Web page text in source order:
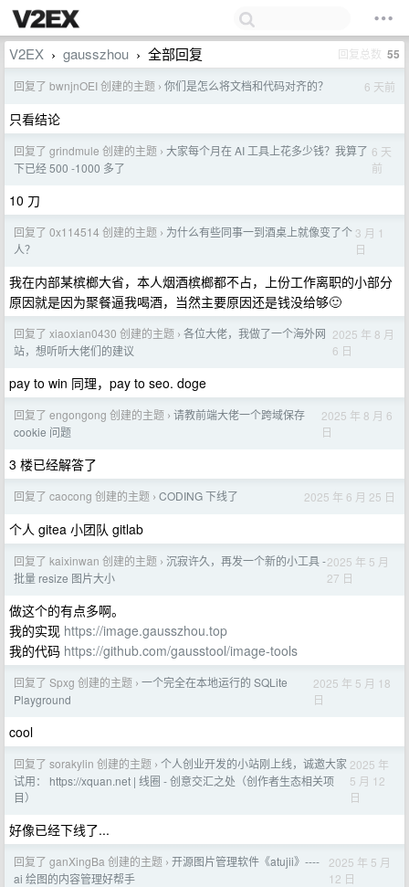
V2EX › gausszhou › 全部回复 回复总数 55
回复了 bwnjnOEI 创建的主题 › 你们是怎么将文档和代码对齐的？ 6 天前
只看结论
回复了 grindmule 创建的主题 › 大家每个月在 AI 工具上花多少钱？我算了
下已经 500 -1000 多了
6 天
前
10 刀
回复了 0x114514 创建的主题 › 为什么有些同事一到酒桌上就像变了个
人？
3 月 1
日
我在内部某槟榔大省，本人烟酒槟榔都不占，上份工作离职的小部分
原因就是因为聚餐逼我喝酒，当然主要原因还是钱没给够🙂
回复了 xiaoxian0430 创建的主题 › 各位大佬，我做了一个海外网
站，想听听大佬们的建议
2025 年 8 月
6 日
pay to win 同理，pay to seo. doge
回复了 engongong 创建的主题 › 请教前端大佬一个跨域保存
cookie 问题
2025 年 8 月 6
日
3 楼已经解答了
回复了 caocong 创建的主题 › CODING 下线了 2025 年 6 月 25 日
个人 gitea 小团队 gitlab
回复了 kaixinwan 创建的主题 › 沉寂许久，再发一个新的小工具 -
批量 resize 图片大小
2025 年 5 月
27 日
做这个的有点多啊。
我的实现 https://image.gausszhou.top
我的代码 https://github.com/gausstool/image-tools
回复了 Spxg 创建的主题 › 一个完全在本地运行的 SQLite
Playground
2025 年 5 月 18
日
cool
回复了 sorakylin 创建的主题 › 个人创业开发的小站刚上线，诚邀大家
试用： https://xquan.net | 线圈 - 创意交汇之处（创作者生态相关项
目）
2025 年
5 月 12
日
好像已经下线了...
回复了 ganXingBa 创建的主题 › 开源图片管理软件《atujii》----
ai 绘图的内容管理好帮手
2025 年 5 月
12 日